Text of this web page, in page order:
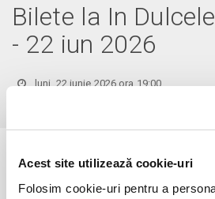
Acest site utilizează cookie-uri
Folosim cookie-uri pentru a
Bilete la In
- 22 iun 2026
luni, 22 iunie 2026 ora 19:00
Evenimentul a